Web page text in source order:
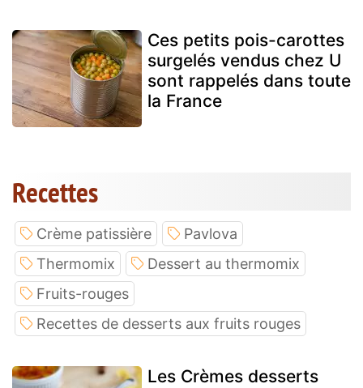
Ces petits pois-carottes
surgelés vendus chez U
sont rappelés dans toute
la France
Recettes
Crème patissière
Pavlova
Thermomix
Dessert au thermomix
Fruits-rouges
Recettes de desserts aux fruits rouges
Les Crèmes desserts